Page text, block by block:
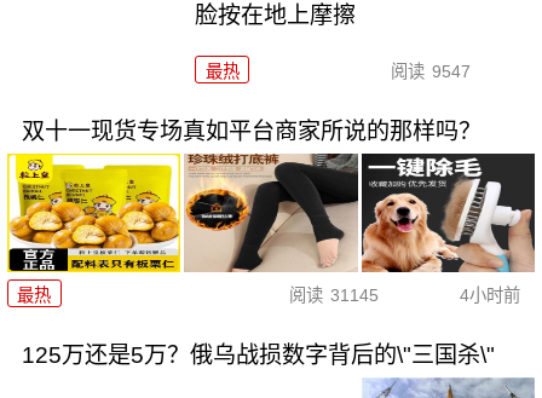
脸按在地上摩擦
最热 阅读 9547
双十一现货专场真如平台商家所说的那样吗？
最热 阅读 31145 4小时前
125万还是5万？俄乌战损数字背后的\"三国杀\"